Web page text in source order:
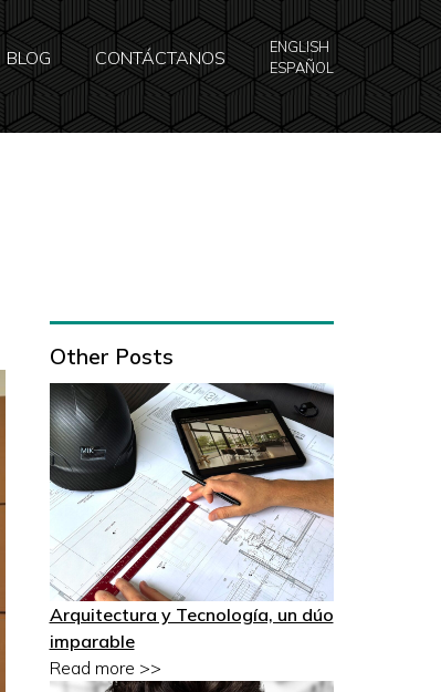
BLOG CONTÁCTANOS
ENGLISH
ESPAÑOL
Other Posts
Arquitectura y Tecnología, un dúo
imparable
Read more >>